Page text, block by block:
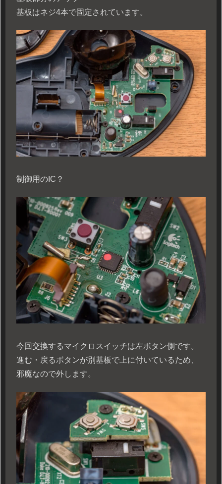
基板はネジ4本で固定されています。
制御用のIC？
今回交換するマイクロスイッチは左ボタン側です。
進む・戻るボタンが別基板で上に付いているため、
邪魔なので外します。